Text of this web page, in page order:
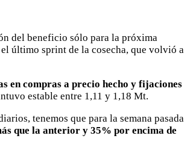
del beneficio sólo para la próxima
último sprint de la cosecha, que volvió a
en compras a precio hecho y fijaciones
estable entre 1,11 y 1,18 Mt.
tenemos que para la semana pasada
que la anterior y 35% por encima de